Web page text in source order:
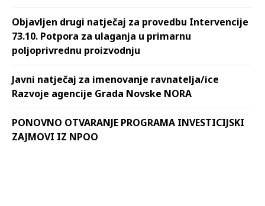
Objavljen drugi natječaj za provedbu Intervencije
73.10. Potpora za ulaganja u primarnu
poljoprivrednu proizvodnju
Javni natječaj za imenovanje ravnatelja/ice
Razvoje agencije Grada Novske NORA
PONOVNO OTVARANJE PROGRAMA INVESTICIJSKI
ZAJMOVI IZ NPOO